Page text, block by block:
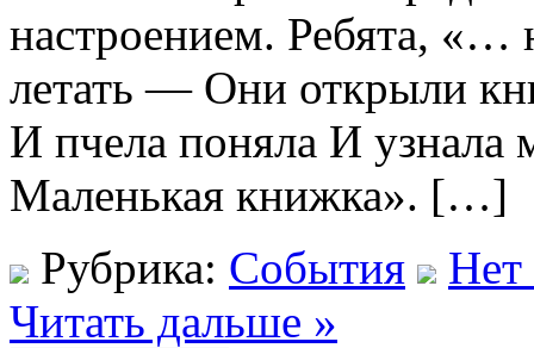
настроением. Ребята, «…
летать — Они открыли
И пчела поняла И
Маленькая книжка». […]
Рубрика: События
Нет
Читать дальше »